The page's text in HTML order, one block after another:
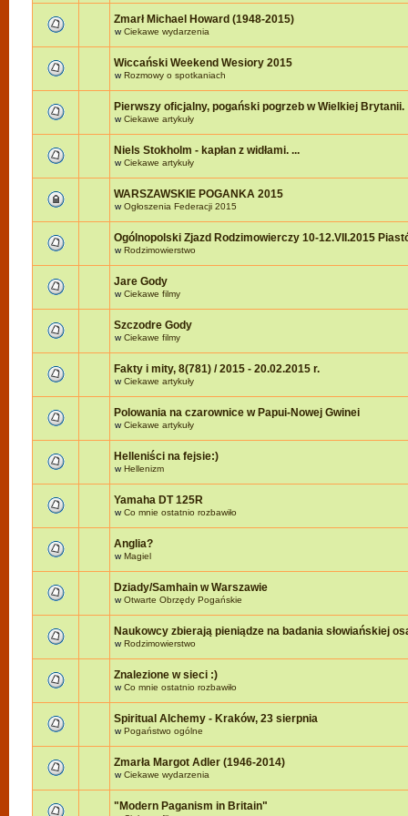
Zmarł Michael Howard (1948-2015)
wCiekawe wydarzenia
Wiccański Weekend Wesiory 2015
wRozmowy o spotkaniach
Pierwszy oficjalny, pogański pogrzeb w Wielkiej Brytanii.
wCiekawe artykuły
Niels Stokholm - kapłan z widłami. ...
wCiekawe artykuły
WARSZAWSKIE POGANKA 2015
wOgłoszenia Federacji 2015
Ogólnopolski Zjazd Rodzimowierczy 10-12.VII.2015
wRodzimowierstwo
Jare Gody
wCiekawe filmy
Szczodre Gody
wCiekawe filmy
Fakty i mity, 8(781) / 2015 - 20.02.2015 r.
wCiekawe artykuły
Polowania na czarownice w Papui-Nowej Gwinei
wCiekawe artykuły
Helleniści na fejsie:)
wHellenizm
Yamaha DT 125R
wCo mnie ostatnio rozbawiło
Anglia?
wMagiel
Dziady/Samhain w Warszawie
wOtwarte Obrzędy Pogańskie
Naukowcy zbierają pieniądze na badania słowiańskiej
wRodzimowierstwo
Znalezione w sieci :)
wCo mnie ostatnio rozbawiło
Spiritual Alchemy - Kraków, 23 sierpnia
wPogaństwo ogólne
Zmarła Margot Adler (1946-2014)
wCiekawe wydarzenia
"Modern Paganism in Britain"